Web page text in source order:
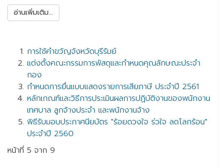
อ่านเพิ่มเติม...
การใช้คำขวัญจังหวัดบุรีรัมย์
แต่งตั้งคณะกรรมการพัสดุและกำหนดคุณลักษณะประจำ
กอง
กำหนดการยื่นแบบแสดงรายการเสียภาษี ประจำปี 2561
หลักเกณฑ์และวิธีการประเมินผลการปฏิบัติงานของพนักงาน
เทศบาล ลูกจ้างประจำ และพนักงานจ้าง
พิธีรับมอบประกาศนียบัตร "ร้อยดวงใจ ร่วใจ ลดโลกร้อน"
ประจำปี 2560
หน้าที่ 5 จาก 9